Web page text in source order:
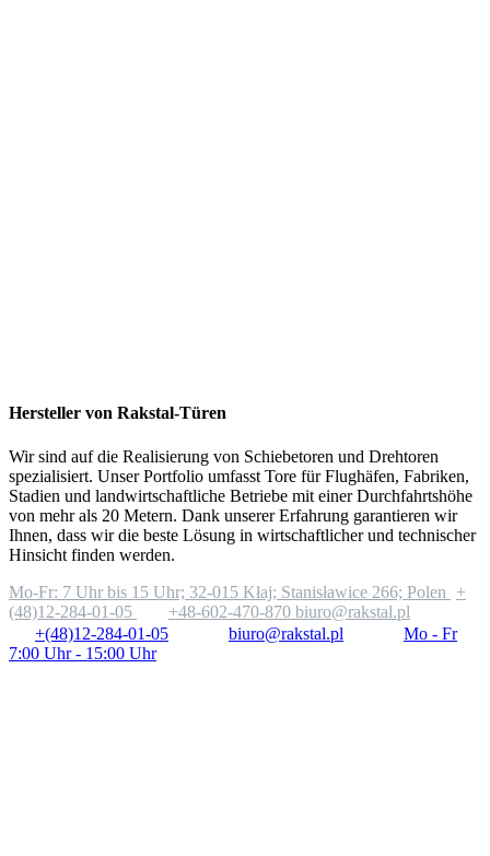
Hersteller von Rakstal-Türen
Wir sind auf die Realisierung von Schiebetoren und Drehtoren
spezialisiert. Unser Portfolio umfasst Tore für Flughäfen, Fabriken,
Stadien und landwirtschaftliche Betriebe mit einer Durchfahrtshöhe
von mehr als 20 Metern. Dank unserer Erfahrung garantieren wir
Ihnen, dass wir die beste Lösung in wirtschaftlicher und technischer
Hinsicht finden werden.
Mo-Fr: 7 Uhr bis 15 Uhr; 32-015 Kłaj; Stanisławice 266; Polen
+
(48)12-284-01-05
+48-602-470-870 biuro@rakstal.pl
+(48)12-284-01-05
biuro@rakstal.pl
Mo - Fr
7:00 Uhr - 15:00 Uhr